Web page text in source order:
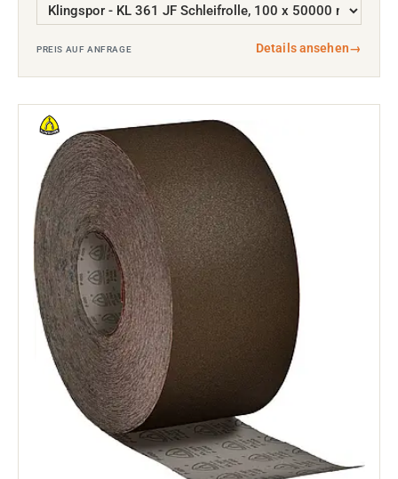
PREIS AUF ANFRAGE Details ansehen→